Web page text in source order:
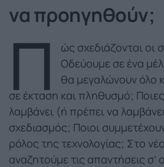
να προηγηθούν;
Π
ώς σχεδιάζονται οι
Οδεύουμε σε ένα
θα μεγαλώνουν όλο
σε έκταση και πληθυσμό;
λαμβάνει (ή πρέπει να
σχεδιασμός; Ποιοι
ρόλος της τεχνολογίας; Στο
αναζητούμε τις απαντήσεις σ’